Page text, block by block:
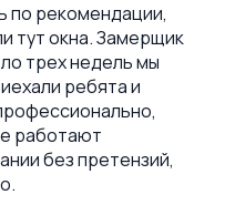
по рекомендации,
тут окна. Замерщик
трех недель мы
ребята и
работают
без претензий,